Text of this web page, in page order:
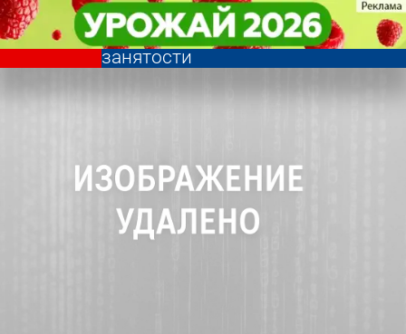
Пензяки попались на растрате и
присвоении денег центра
занятости
Криминал Пензяки попались на растрате и
присвоении денег центра
занятости
Криминал
Другие новости по
теме
Погода и курсы
валют в Пензе